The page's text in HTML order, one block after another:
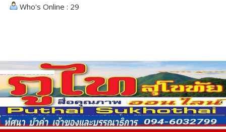
Who's Online : 29